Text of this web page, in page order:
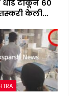
धाड टाकून ६०
केली…